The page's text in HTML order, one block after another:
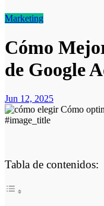
Marketing
Cómo
de Google
Jun 12, 2025
#image_title
Tabla de contenidos: